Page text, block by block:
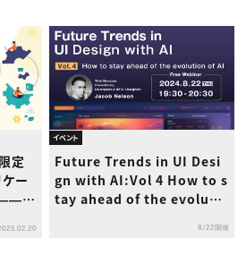
定
ケー
――今
イベント
Future Trends in UI Desi
gn with AI:Vol 4 How to s
tay ahead of the evoluti
8/22開催